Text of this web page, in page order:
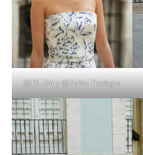
@Di_Uai y @Pablo Paniagua